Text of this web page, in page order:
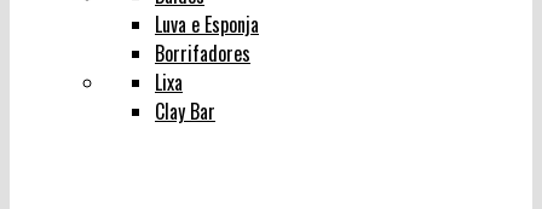
Luva e Esponja
Borrifadores
Lixa
Clay Bar